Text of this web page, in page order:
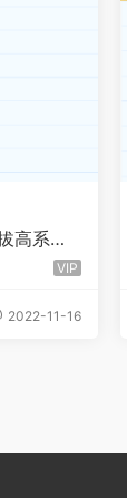
高系统
VIP
2022-11-16